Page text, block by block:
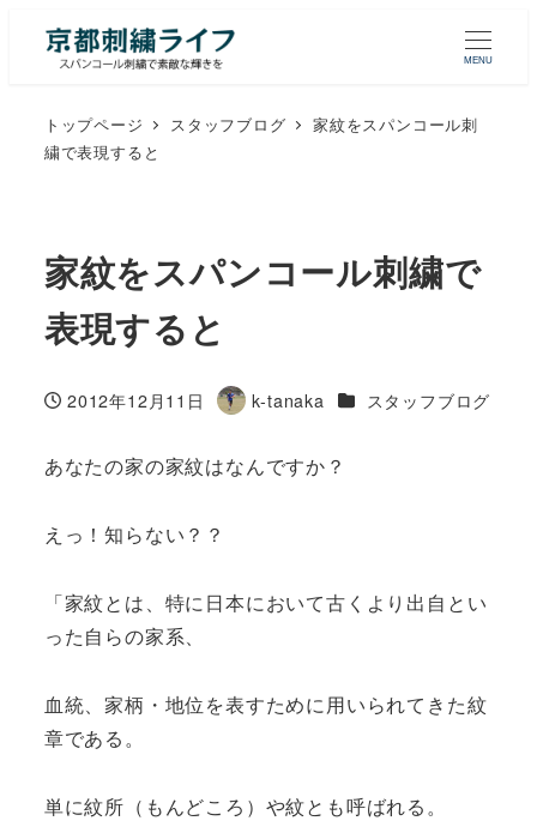
MENU
トップページ スタッフブログ
家紋をスパンコール刺
繍で表現すると
家紋をスパンコール刺繍で
表現すると
投稿日
2012年12月11日
著
k-tanaka カテゴリー
スタッフブログ
あなたの家の家紋はなんですか？
えっ！知らない？？
「家紋とは、特に日本において古くより出自とい
った自らの家系、
血統、家柄・地位を表すために用いられてきた紋
章である。
単に紋所（もんどころ）や紋とも呼ばれる。